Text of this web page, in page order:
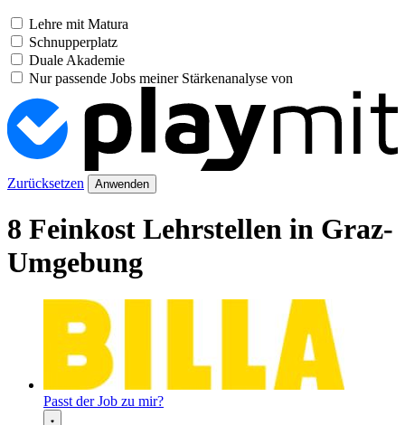
Lehre mit Matura
Schnupperplatz
Duale Akademie
Nur passende Jobs meiner Stärkenanalyse von
Zurücksetzen Anwenden
8 Feinkost Lehrstellen in Graz-
Umgebung
Passt der Job zu mir?